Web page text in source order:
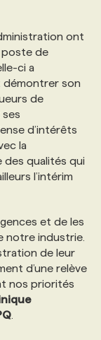
ont
de
ci a
démontrer son
de
ses
d’intérêts
la
des qualités qui
l’intérim
et de les
notre industrie.
de leur
d’une relève
nos priorités